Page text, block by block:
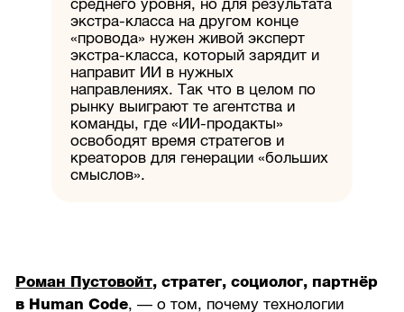
среднего уровня, но для результата
экстра-класса на другом конце
«провода» нужен живой эксперт
экстра-класса, который зарядит и
направит ИИ в нужных
направлениях. Так что в целом по
рынку выиграют те агентства и
команды, где «ИИ-продакты»
освободят время стратегов и
креаторов для генерации «больших
смыслов».
Роман Пустовойт, стратег, социолог, партнёр
в Human Code, — о том, почему технологии